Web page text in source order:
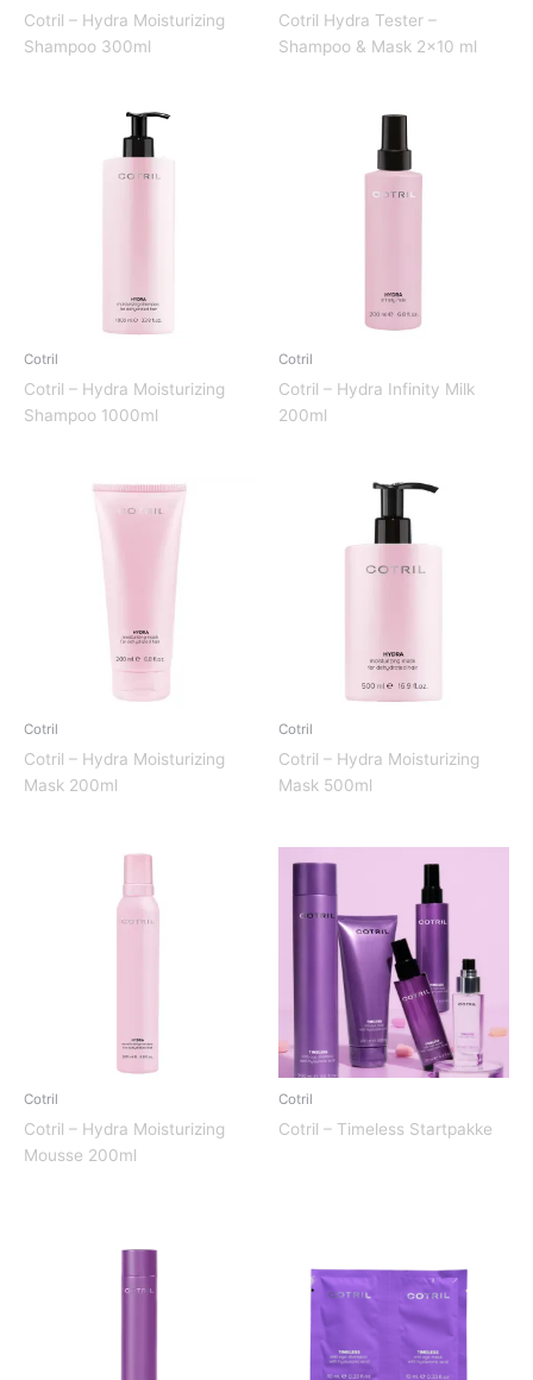
Cotril – Hydra Moisturizing
Shampoo 300ml
Cotril Hydra Tester –
Shampoo & Mask 2×10 ml
Cotril
Cotril – Hydra Moisturizing
Shampoo 1000ml
Cotril
Cotril – Hydra Infinity Milk
200ml
Cotril
Cotril – Hydra Moisturizing
Mask 200ml
Cotril
Cotril – Hydra Moisturizing
Mask 500ml
Cotril
Cotril – Hydra Moisturizing
Mousse 200ml
Cotril
Cotril – Timeless Startpakke